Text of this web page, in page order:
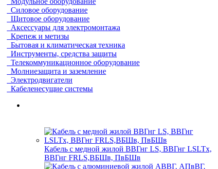
Силовое оборудование
Щитовое оборудование
Аксессуары для электромонтажа
Крепеж и метизы
Бытовая и климатическая техника
Инструменты, средства защиты
Телекоммуникационное оборудование
Молниезащита и заземление
Электродвигатели
Кабеленесущие системы
Кабель с медной жилой ВВГнг LS, ВВГнг LSLTx,
ВВГнг FRLS,ВБШв, ПвБШв